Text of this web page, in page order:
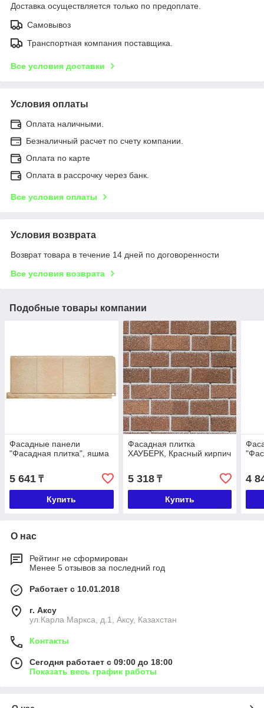
Доставка осуществляется только по предоплате.
Самовывоз
Транспортная компания поставщика.
Все условия доставки
Условия оплаты
Оплата наличными.
Безналичный расчет по счету компании.
Оплата по карте
Оплата в рассрочку через банк.
Все условия оплаты
Условия возврата
Возврат товара в течение 14 дней по договоренности
Все условия возврата
Подобные товары компании
Фасадные панели
"Фасадная плитка", яшма
5 641 ₸
Купить
Фасадная плитка
ХАУБЕРК, Красный кирпич
5 318₸
Купить
4
О нас
Рейтинг не сформирован
Менее 5 отзывов за последний год
Работает с 10.01.2018
г. Аксу
ул.Карла Маркса, д.1, Аксу, Казахстан
Контакты
Сегодня работает с 09:00 до 18:00
Показать весь график работы